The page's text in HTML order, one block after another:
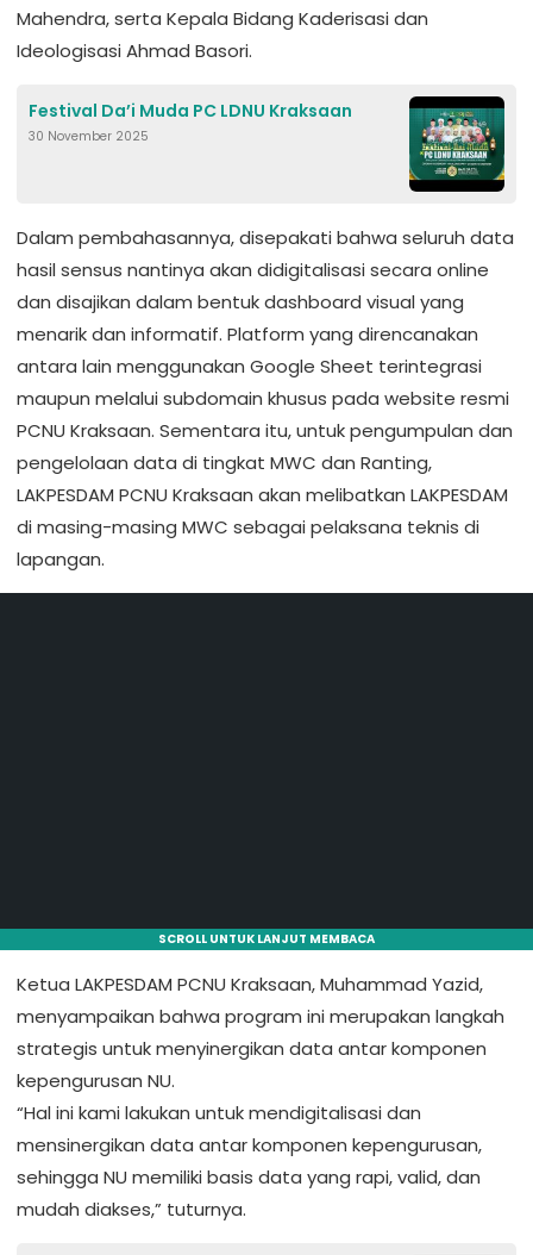
Mahendra, serta Kepala Bidang Kaderisasi dan
Ideologisasi Ahmad Basori.
Festival Da’i Muda PC LDNU Kraksaan
30 November 2025
Dalam pembahasannya, disepakati bahwa seluruh data
hasil sensus nantinya akan didigitalisasi secara online
dan disajikan dalam bentuk dashboard visual yang
menarik dan informatif. Platform yang direncanakan
antara lain menggunakan Google Sheet terintegrasi
maupun melalui subdomain khusus pada website resmi
PCNU Kraksaan. Sementara itu, untuk pengumpulan dan
pengelolaan data di tingkat MWC dan Ranting,
LAKPESDAM PCNU Kraksaan akan melibatkan LAKPESDAM
di masing-masing MWC sebagai pelaksana teknis di
lapangan.
SCROLL UNTUK LANJUT MEMBACA
Ketua LAKPESDAM PCNU Kraksaan, Muhammad Yazid,
menyampaikan bahwa program ini merupakan langkah
strategis untuk menyinergikan data antar komponen
kepengurusan NU.
“Hal ini kami lakukan untuk mendigitalisasi dan
mensinergikan data antar komponen kepengurusan,
sehingga NU memiliki basis data yang rapi, valid, dan
mudah diakses,” tuturnya.